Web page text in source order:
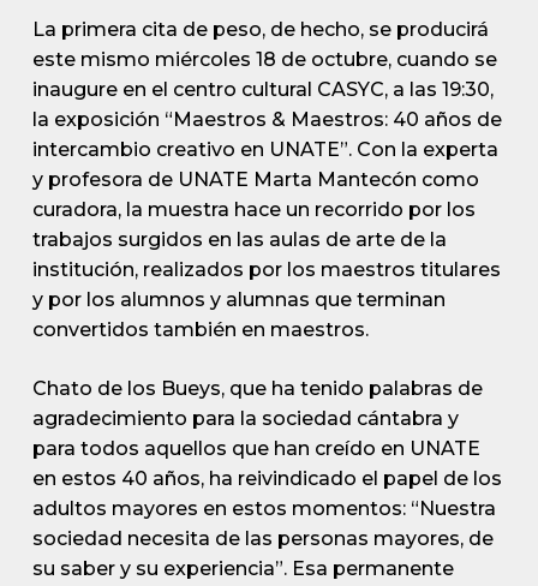
La primera cita de peso, de hecho, se producirá
este mismo miércoles 18 de octubre, cuando se
inaugure en el centro cultural CASYC, a las 19:30,
la exposición “Maestros & Maestros: 40 años de
intercambio creativo en UNATE”. Con la experta
y profesora de UNATE Marta Mantecón como
curadora, la muestra hace un recorrido por los
trabajos surgidos en las aulas de arte de la
institución, realizados por los maestros titulares
y por los alumnos y alumnas que terminan
convertidos también en maestros.
Chato de los Bueys, que ha tenido palabras de
agradecimiento para la sociedad cántabra y
para todos aquellos que han creído en UNATE
en estos 40 años, ha reivindicado el papel de los
adultos mayores en estos momentos: “Nuestra
sociedad necesita de las personas mayores, de
su saber y su experiencia”. Esa permanente